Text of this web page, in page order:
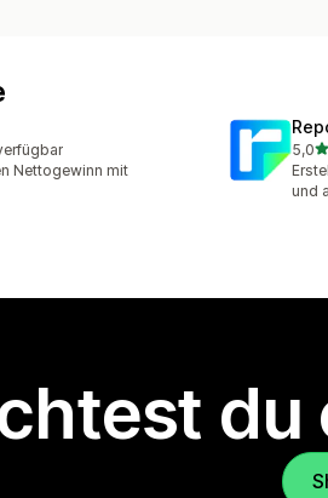
Nettogewinn mit
5,0
und
du